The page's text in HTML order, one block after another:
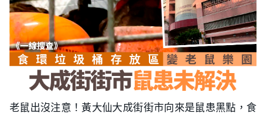
老鼠出沒注意！黃大仙大成街街市向來是鼠患黑點，食